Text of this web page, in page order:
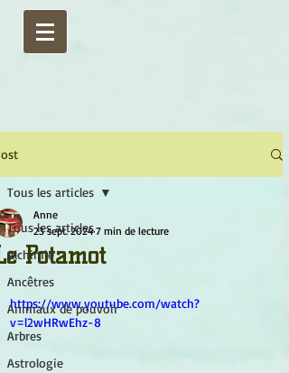
Tous les articles
Alchimie
Ancêtres
Animaux de pouvoir
Arbres
Astrologie
Tous les articles
Potamot
Anne
23 sept. 2024 7 min de lecture
https://www.youtube.com/watch?
v=l2wHRwEhz-8